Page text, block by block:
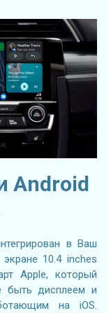
Android
в Ваш
10.4 inches
Apple, который
быть дисплеем и
на iOS.